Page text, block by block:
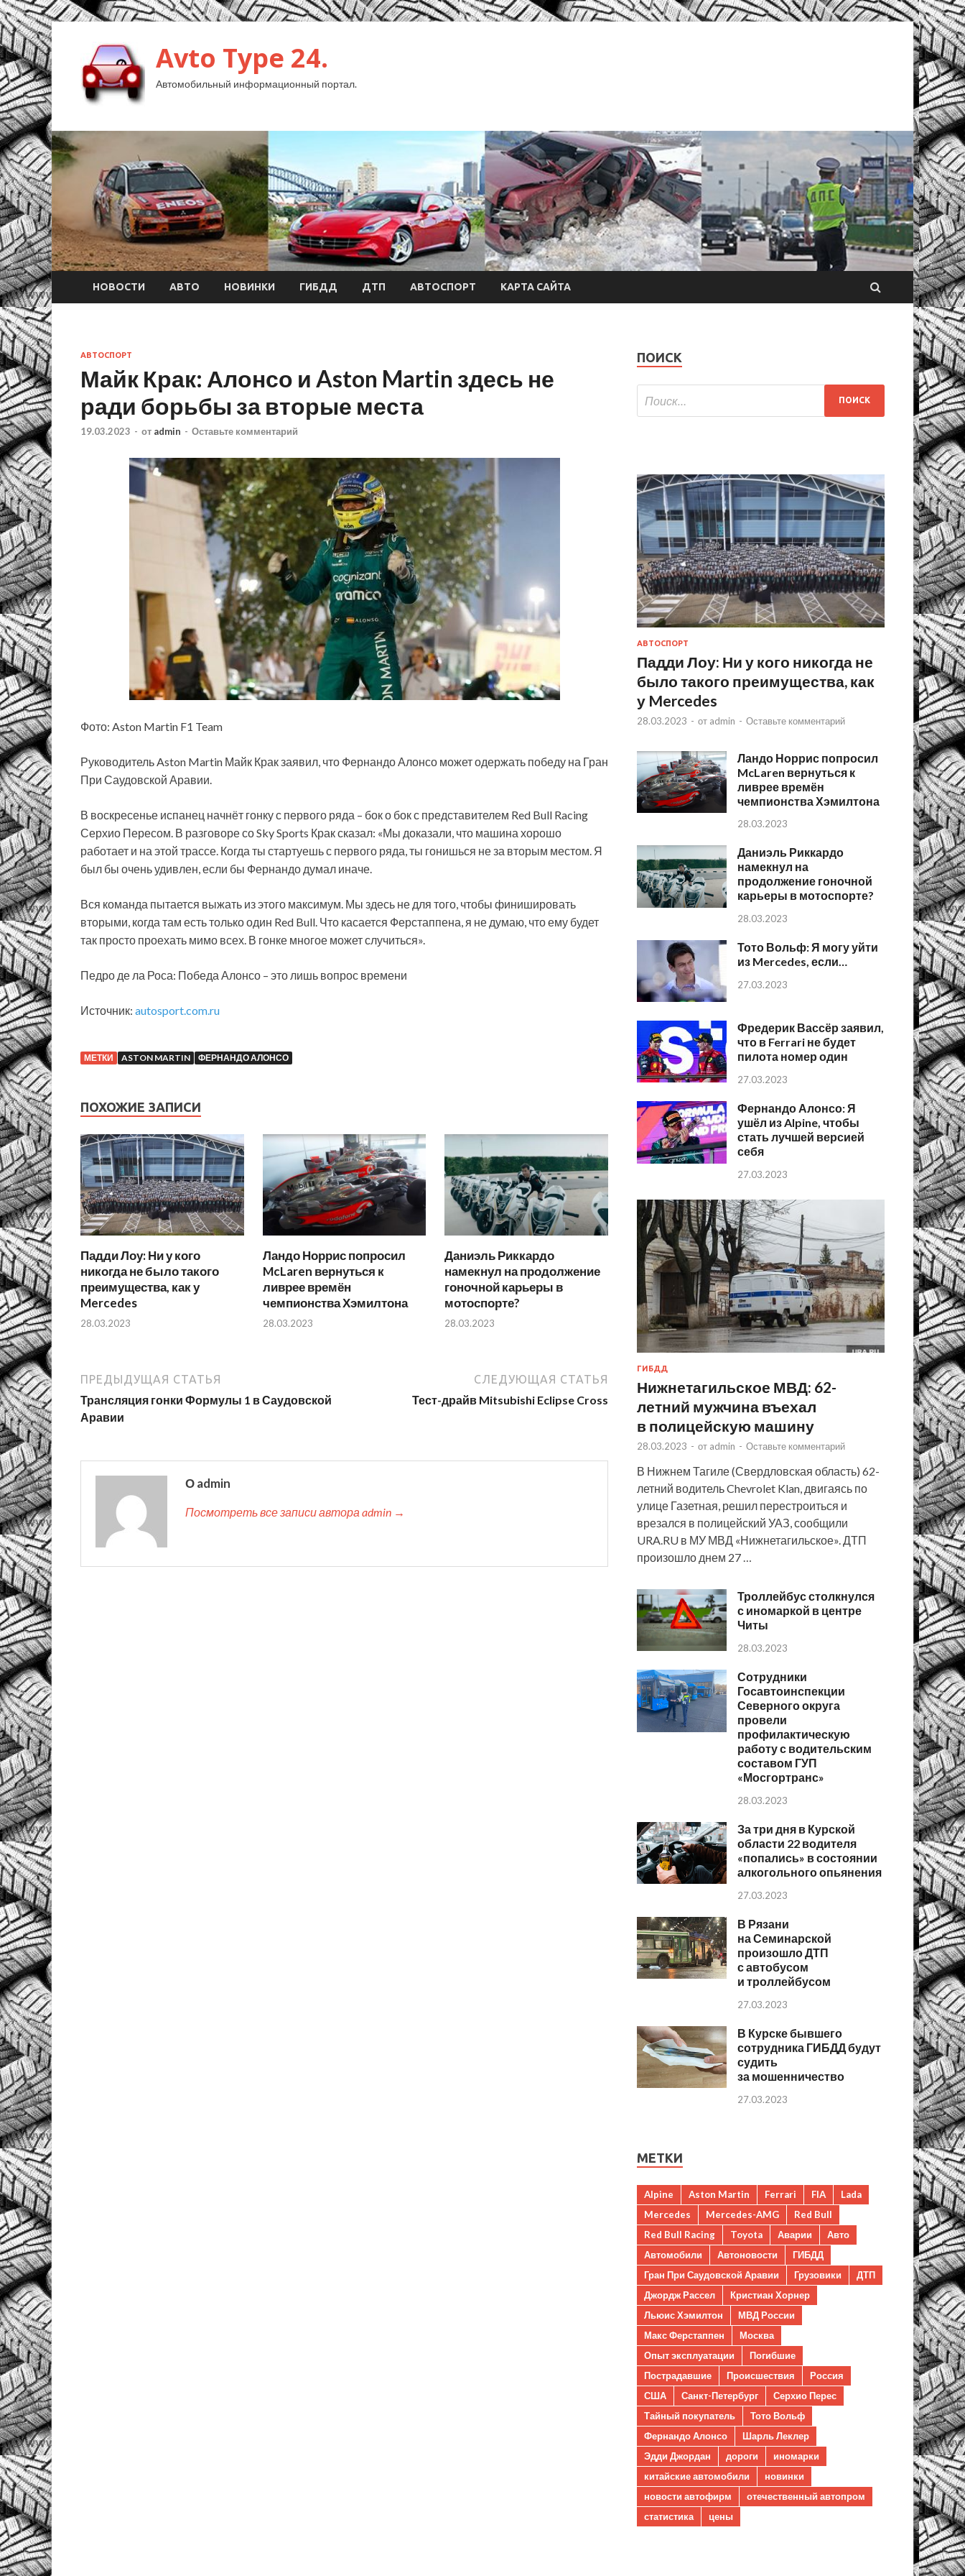
Avto Type 24.
Автомобильный информационный портал.
НОВОСТИ АВТО НОВИНКИ ГИБДД ДТП АВТОСПОРТ КАРТА САЙТА
АВТОСПОРТ
Майк Крак: Алонсо и Aston Martin здесь не
ради борьбы за вторые места
19.03.2023 - от admin - Оставьте комментарий
Фото: Aston Martin F1 Team
Руководитель Aston Martin Майк Крак заявил, что Фернандо Алонсо может одержать победу на Гран
При Саудовской Аравии.
В воскресенье испанец начнёт гонку с первого ряда – бок о бок с представителем Red Bull Racing
Серхио Пересом. В разговоре со Sky Sports Крак сказал: «Мы доказали, что машина хорошо
работает и на этой трассе. Когда ты стартуешь с первого ряда, ты гонишься не за вторым местом. Я
был бы очень удивлен, если бы Фернандо думал иначе.
Вся команда пытается выжать из этого максимум. Мы здесь не для того, чтобы финишировать
вторыми, когда там есть только один Red Bull. Что касается Ферстаппена, я не думаю, что ему будет
так просто проехать мимо всех. В гонке многое может случиться».
Педро де ла Роса: Победа Алонсо – это лишь вопрос времени
Источник: autosport.com.ru
МЕТКИ ASTON MARTIN ФЕРНАНДО АЛОНСО
ПОХОЖИЕ ЗАПИСИ
Падди Лоу: Ни у кого
никогда не было такого
преимущества, как у
Mercedes
28.03.2023
Ландо Норрис попросил
McLaren вернуться к
ливрее времён
чемпионства Хэмилтона
28.03.2023
Даниэль Риккардо
намекнул на продолжение
гоночной карьеры в
мотоспорте?
28.03.2023
ПРЕДЫДУЩАЯ СТАТЬЯ
Трансляция гонки Формулы 1 в Саудовской
Аравии
СЛЕДУЮЩАЯ СТАТЬЯ
Тест-драйв Mitsubishi Eclipse Cross
О admin
Посмотреть все записи автора admin →
ПОИСК
АВТОСПОРТ
Падди Лоу: Ни у кого никогда не
было такого преимущества, как
у Mercedes
28.03.2023 - от admin - Оставьте комментарий
Ландо Норрис попросил
McLaren вернуться к
ливрее времён
чемпионства Хэмилтона
28.03.2023
Даниэль Риккардо
намекнул на
продолжение гоночной
карьеры в мотоспорте?
28.03.2023
Тото Вольф: Я могу уйти
из Mercedes, если…
27.03.2023
Фредерик Вассёр заявил,
что в Ferrari не будет
пилота номер один
27.03.2023
Фернандо Алонсо: Я
ушёл из Alpine, чтобы
стать лучшей версией
себя
27.03.2023
ГИБДД
Нижнетагильское МВД: 62-
летний мужчина въехал
в полицейскую машину
28.03.2023 - от admin - Оставьте комментарий
В Нижнем Тагиле (Свердловская область) 62-
летний водитель Chevrolet Klan, двигаясь по
улице Газетная, решил перестроиться и
врезался в полицейский УАЗ, сообщили
URA.RU в МУ МВД «Нижнетагильское». ДТП
произошло днем 27 …
Троллейбус столкнулся
с иномаркой в центре
Читы
28.03.2023
Сотрудники
Госавтоинспекции
Северного округа
провели
профилактическую
работу с водительским
составом ГУП
«Мосгортранс»
28.03.2023
За три дня в Курской
области 22 водителя
«попались» в состоянии
алкогольного опьянения
27.03.2023
В Рязани
на Семинарской
произошло ДТП
с автобусом
и троллейбусом
27.03.2023
В Курске бывшего
сотрудника ГИБДД будут
судить
за мошенничество
27.03.2023
МЕТКИ
Alpine Aston Martin Ferrari FIA
Lada
Mercedes
Mercedes-AMG
Red Bull
Red Bull Racing
Toyota Аварии
Авто
Автомобили
Автоновости
ГИБДД
Гран При Саудовской Аравии
Грузовики
ДТП
Джордж Рассел
Кристиан Хорнер
Льюис Хэмилтон
МВД России
Макс Ферстаппен
Москва
Опыт эксплуатации
Погибшие
Пострадавшие
Происшествия
Россия
США
Санкт-Петербург
Серхио Перес
Тайный покупатель
Тото Вольф
Фернандо Алонсо
Шарль Леклер
Эдди Джордан
дороги
иномарки
китайские автомобили
новинки
новости автофирм
отечественный автопром
статистика
цены